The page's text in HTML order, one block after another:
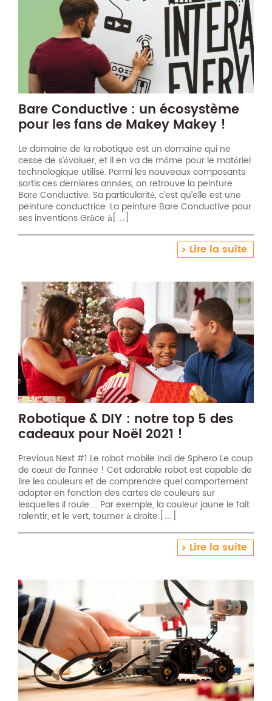
Bare Conductive : un écosystème
pour les fans de Makey Makey !
Le domaine de la robotique est un domaine qui ne
cesse de s’évoluer, et il en va de même pour le matériel
technologique utilisé. Parmi les nouveaux composants
sortis ces dernières années, on retrouve la peinture
Bare Conductive. Sa particularité, c’est qu’elle est une
peinture conductrice. La peinture Bare Conductive pour
ses inventions Grâce à[…]
Lire la suite
Robotique & DIY : notre top 5 des
cadeaux pour Noël 2021 !
Previous Next #1 Le robot mobile Indi de Sphero Le coup
de cœur de l’année ! Cet adorable robot est capable de
lire les couleurs et de comprendre quel comportement
adopter en fonction des cartes de couleurs sur
lesquelles il roule… Par exemple, la couleur jaune le fait
ralentir, et le vert, tourner à droite.[…]
Lire la suite